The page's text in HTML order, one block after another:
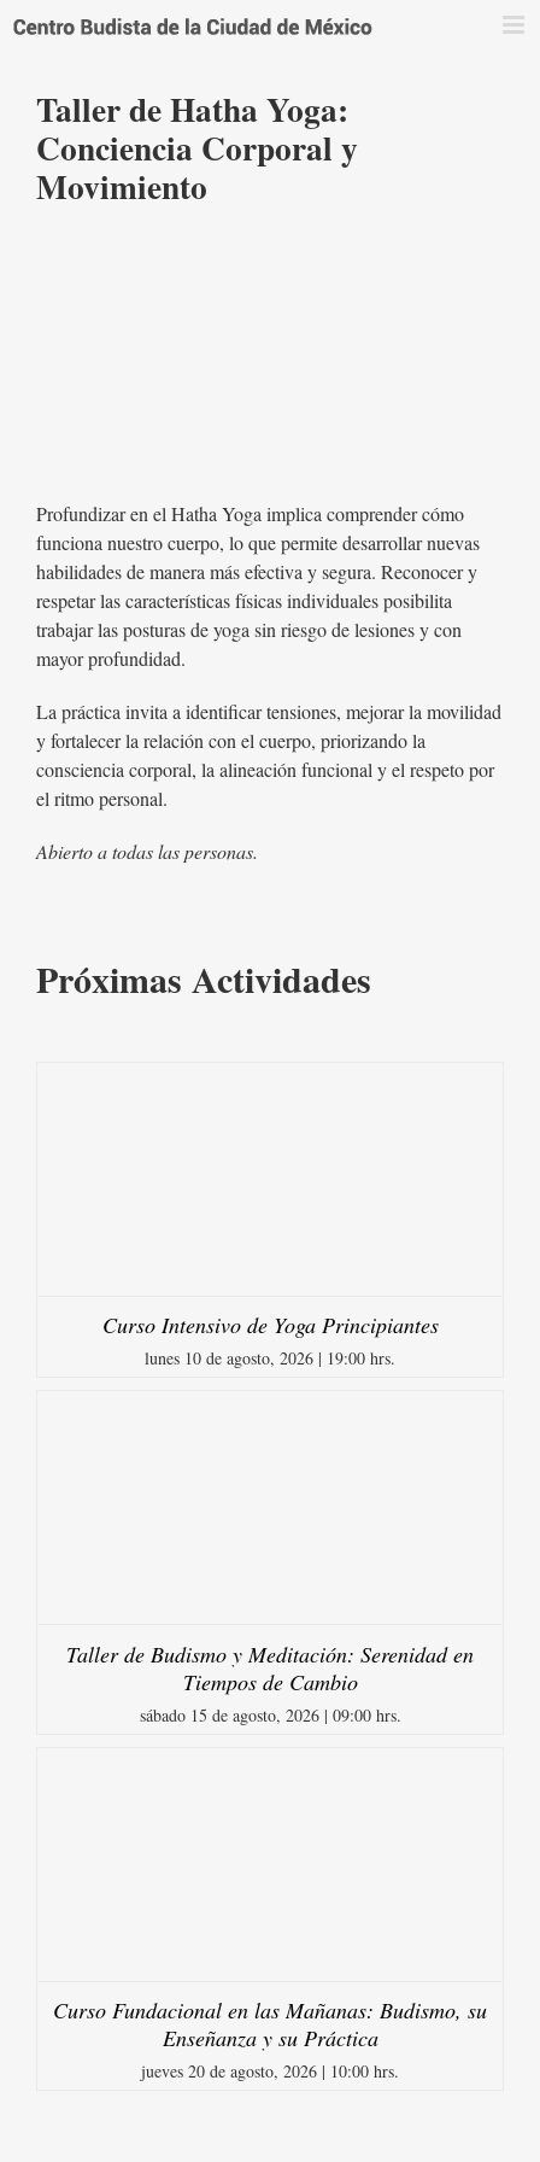
Taller de Hatha Yoga:
Conciencia Corporal y
Movimiento
Profundizar en el Hatha Yoga implica comprender cómo
funciona nuestro cuerpo, lo que permite desarrollar nuevas
habilidades de manera más efectiva y segura. Reconocer y
respetar las características físicas individuales posibilita
trabajar las posturas de yoga sin riesgo de lesiones y con
mayor profundidad.
La práctica invita a identificar tensiones, mejorar la movilidad
y fortalecer la relación con el cuerpo, priorizando la
consciencia corporal, la alineación funcional y el respeto por
el ritmo personal.
Abierto a todas las personas.
Próximas Actividades
Curso Intensivo de Yoga Principiantes
lunes 10 de agosto, 2026 | 19:00 hrs.
Taller de Budismo y Meditación: Serenidad en
Tiempos de Cambio
sábado 15 de agosto, 2026 | 09:00 hrs.
Curso Fundacional en las Mañanas: Budismo, su
Enseñanza y su Práctica
jueves 20 de agosto, 2026 | 10:00 hrs.